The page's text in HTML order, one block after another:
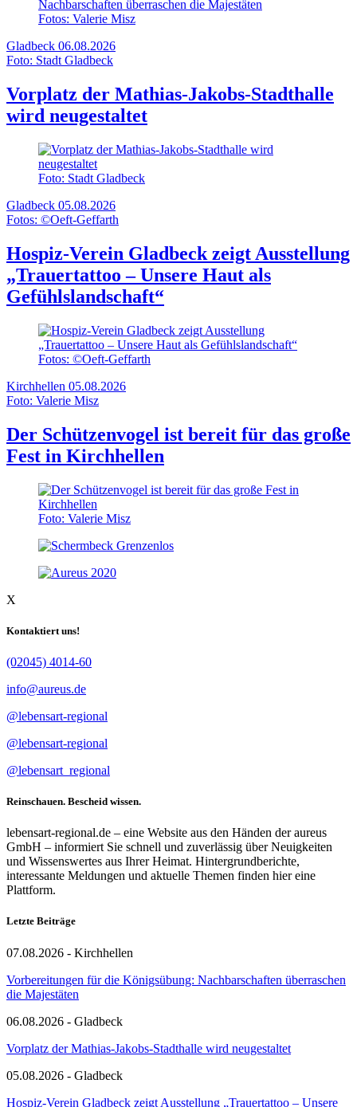
Fotos: Valerie Misz
Gladbeck 06.08.2026
Foto: Stadt Gladbeck
Vorplatz der Mathias-Jakobs-Stadthalle
wird neugestaltet
Foto: Stadt Gladbeck
Gladbeck 05.08.2026
Fotos: ©Oeft-Geffarth
Hospiz-Verein Gladbeck zeigt Ausstellung
„Trauertattoo – Unsere Haut als
Gefühlslandschaft“
Fotos: ©Oeft-Geffarth
Kirchhellen 05.08.2026
Foto: Valerie Misz
Der Schützenvogel ist bereit für das große
Fest in Kirchhellen
Foto: Valerie Misz
X
Kontaktiert uns!
(02045) 4014-60
info@aureus.de
@lebensart-regional
@lebensart-regional
@lebensart_regional
Reinschauen. Bescheid wissen.
lebensart-regional.de – eine Website aus den Händen der aureus
GmbH – informiert Sie schnell und zuverlässig über Neuigkeiten
und Wissenswertes aus Ihrer Heimat. Hintergrundberichte,
interessante Meldungen und aktuelle Themen finden hier eine
Plattform.
Letzte Beiträge
07.08.2026 - Kirchhellen
Vorbereitungen für die Königsübung: Nachbarschaften überraschen
die Majestäten
06.08.2026 - Gladbeck
Vorplatz der Mathias-Jakobs-Stadthalle wird neugestaltet
05.08.2026 - Gladbeck
Hospiz-Verein Gladbeck zeigt Ausstellung „Trauertattoo – Unsere